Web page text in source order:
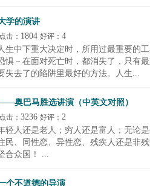
学的演讲
点击： 1804 好评： 4
生中下重大决定时，所用过最重要的
惧－在面对死亡时，都消失了，只有
失去了的陷阱里最好的方法。人生...
奥巴马胜选讲演（中英文对照）
点击： 3236 好评： 2
轻人还是老人；穷人还是富人；无论
民、同性恋、异性恋、残疾人还是非
合众国！ ...
个不道德的导演